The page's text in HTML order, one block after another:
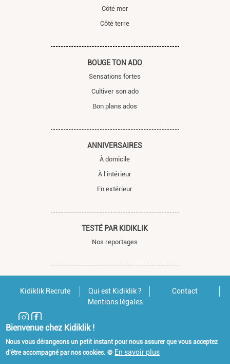
Côté mer
Côté terre
BOUGE TON ADO
Sensations fortes
Cultiver son ado
Bon plans ados
ANNIVERSAIRES
À domicile
À l'intérieur
En extérieur
TESTÉ PAR KIDIKLIK
Nos reportages
Kidiklik Recrute Qui est Kidiklik ?
Contact
Mentions légales
Bienvenue chez Kidiklik !
Nous vous dérangeons un petit instant pour nous assurer que vous acceptez
d'être accompagné par nos cookies. 🍪 En savoir plus